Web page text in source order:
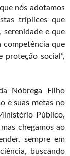
nós adotamos
tríplices que
serenidade e que
competência que
proteção social”,
Nóbrega Filho
e suas metas no
Público,
chegamos ao
sempre em
buscando